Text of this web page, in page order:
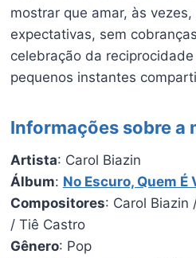
mostrar que amar, às
expectativas, sem
celebração da
pequenos instantes
Informações sobre a
Artista: Carol Biazin
Álbum: No Escuro, Quem É
Compositores: Carol Biazin
/ Tiê Castro
Gênero: Pop